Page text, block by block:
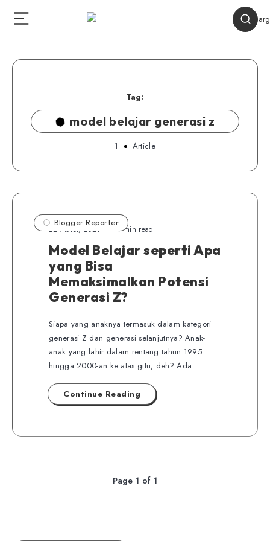
Tag:
model belajar generasi z
1 Article
Blogger Reporter
22 Maret, 2021 7 min read
Model Belajar seperti Apa
yang Bisa
Memaksimalkan Potensi
Generasi Z?
Siapa yang anaknya termasuk dalam kategori
generasi Z dan generasi selanjutnya? Anak-
anak yang lahir dalam rentang tahun 1995
hingga 2000-an ke atas gitu, deh? Ada…
Continue Reading
Page 1 of 1